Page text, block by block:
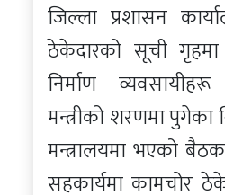
जिल्ला प्रशासन
ठेकेदारको सूची
निर्माण
मन्त्रीको शरणमा
मन्त्रालयमा भएको
सहकार्यमा कामचोर